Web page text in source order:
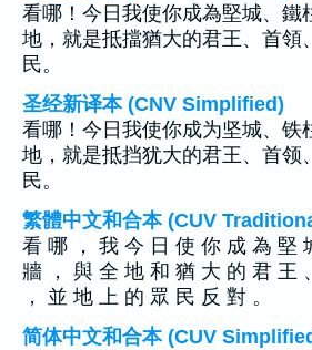
看哪！今日我使你成為堅城、鐵
地，就是抵擋猶大的君王、首領
民。
圣经新译本 (CNV Simplified)
看哪！今日我使你成为坚城、铁
地，就是抵挡犹大的君王、首领
民。
繁體中文和合本 (CUV
看 哪 ， 我 今 日 使 你 成 為 堅
牆 ， 與 全 地 和 猶 大 的 君 王
， 並 地 上 的 眾 民 反 對 。
简体中文和合本 (CUV